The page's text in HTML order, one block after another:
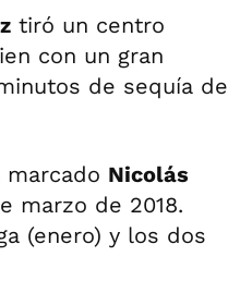
tiró un centro
con un gran
de sequía de
Nicolás
marzo de 2018.
(enero) y los dos